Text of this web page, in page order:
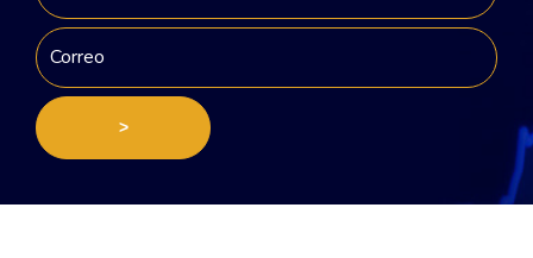
>